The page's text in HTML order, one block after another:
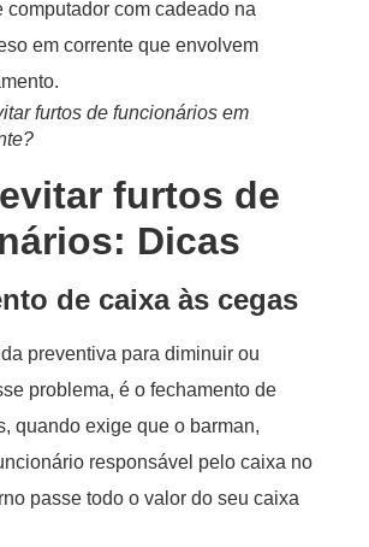
furtos de funcionários em
furtos de
Dicas
de caixa às cegas
preventiva para diminuir ou
problema, é o fechamento de
quando exige que o barman,
responsável pelo caixa no
passe todo o valor do seu caixa